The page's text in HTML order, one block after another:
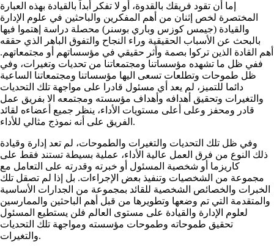
إما أن تقود فريقك بالقدوة، أو لا تفكر أبداً بالقيادة بهذه العبارة
المختصرة لخص إثنان من أهم المفكرين والباحثين في علوم الإدارة
والقيادة (جيمس كوزس وباري بوسنر) محصلة دراسة إهتموا فيها
بالبحث عن الأسباب الحقيقية وراء النجاح والتفوق الباهر الذي حققه
أهم القادة الذين تركوا بصمة وأثر حقيقي في مؤسساتهم أو مجتمعاتهم.
ففي ظل ما تشهده مؤسساتنا ومجتمعاتنا من تحديات وتغيرات، وفي
ظل طموحات وتطلعات تسعى اليها مؤسساتنا ومجتمعاتنا الساعية
دائما للتميز، لم يعد أي مسئول قادرا على مواجهة تلك التحديات
والتغيرات وتحقيق أهدافه وأهداف مؤسسته ومجتمعه الا بفريق عمل
قادر ومحفز وعلى أعلى مستويات الأداء، ينظر جميع أعضاءه لقائد
الفريق على أنه نموذج مثالي للأداء.
وفي ظل تلك التحديات والتغيرات والطموحات، لم تعد إدارة وقيادة
ذلك النوع من فرق العمل عالية الأداء، عملية بسيطة تستند فقط على
كاريزما أو شخصية المسئول أو خبرته وقدرته على التعامل مع
مجموعة من الشخصيات وتنفيذ بعض الإجراءات. بل إذا لم تصقل تلك
الخبرات والخصائص الشخصية للقائد بمجموعة من الجدارات الأساسية
والمتقدمة التي تم وضعها وتطويرها من قبل أهم الباحثين والممارسين
لعلوم الإدارة والقيادة على مستوى العالم فلن يستطيع المسئول
تحقيق طموحاته وطموحات مؤسسته ومواجهة تلك التحديات
والتغيرات.